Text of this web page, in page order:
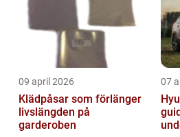
09 april 2026
Klädpåsar som förlänger
livslängden på
garderoben
07